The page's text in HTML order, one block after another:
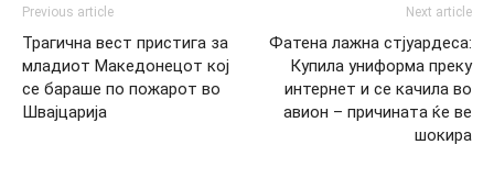
Previous article
Трагична вест пристига за
младиот Македонецот кој
се бараше по пожарот во
Швајцарија
Next article
Фатена лажна стјуардеса:
Купила униформа преку
интернет и се качила во
авион – причината ќе ве
шокира